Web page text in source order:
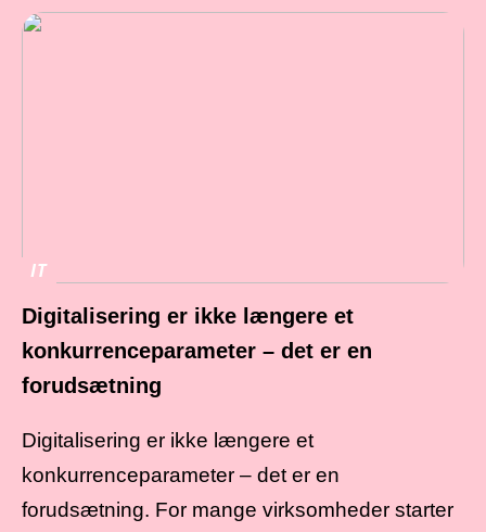
IT
Digitalisering er ikke længere et
konkurrenceparameter – det er en
forudsætning
Digitalisering er ikke længere et
konkurrenceparameter – det er en
forudsætning. For mange virksomheder starter